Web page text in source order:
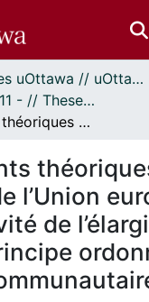
Thèses uOttawa // uOttawa Theses
- Thèses, 2011 - // Theses, 2011 -
Fondements théoriques et origines de l’Union européenne : la récursivité de l’élargissement comme principe ordonnateur du modèle communautaire
l’Union
de